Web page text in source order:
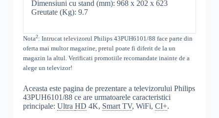
Dimensiuni cu stand (mm): 968 x 202 x 623
Greutate (Kg): 9.7
Nota2: Intrucat televizorul Philips 43PUH6101/88 face parte din
oferta mai multor magazine, pretul poate fi diferit de la un
magazin la altul. Verificati promotiile recomandate inainte de a
alege un televizor!
Aceasta este pagina de prezentare a televizorului Philips
43PUH6101/88 ce are urmatoarele caracteristici
principale: Ultra HD 4K, Smart TV, WiFi, CI+.